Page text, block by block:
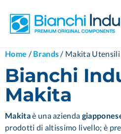
Home / Brands/ Makita Utensili
Bianchi
Makita
Makitaè unaazienda
prodotti di altissimo livello; è